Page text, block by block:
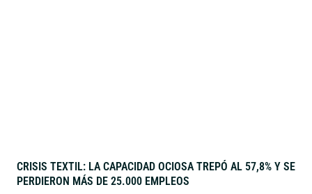
CRISIS TEXTIL: LA CAPACIDAD OCIOSA TREPÓ AL 57,8% Y SE
PERDIERON MÁS DE 25.000 EMPLEOS